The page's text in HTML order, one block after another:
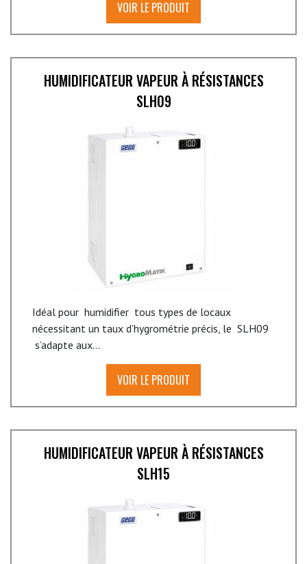
VOIR LE PRODUIT
HUMIDIFICATEUR VAPEUR À RÉSISTANCES
SLH09
Idéal pour humidifier tous types de locaux
nécessitant un taux d’hygrométrie précis, le SLH09
s’adapte aux...
VOIR LE PRODUIT
HUMIDIFICATEUR VAPEUR À RÉSISTANCES
SLH15